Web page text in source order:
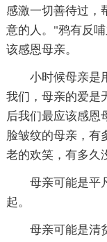
感激一切善待过，
意的人。"鸦有反
该感恩母亲。
小时候母亲是
我们，母亲的爱是
后我们最应该感恩
脸皱纹的母亲，有
老的欢笑，有多久
母亲可能是平
起。
母亲可能是清